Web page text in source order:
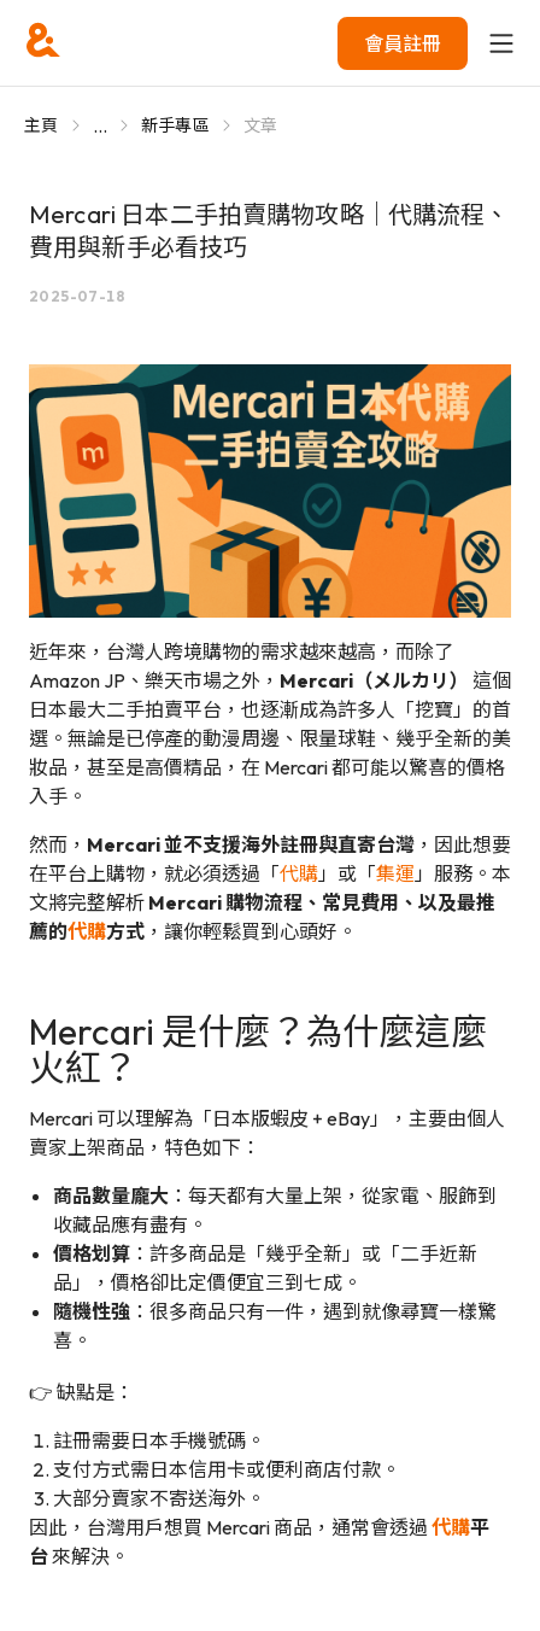
會員註冊
主頁 ... 新手專區 文章
Mercari 日本二手拍賣購物攻略｜代購流程、
費用與新手必看技巧
2025-07-18
近年來，台灣人跨境購物的需求越來越高，而除了
Amazon JP、樂天市場之外， Mercari（メルカリ）
這個
日本最大二手拍賣平台，也逐漸成為許多人「挖寶」的首
選。無論是已停產的動漫周邊、限量球鞋、幾乎全新的美
妝品，甚至是高價精品，在 Mercari 都可能以驚喜的價格
入手。
然而， Mercari 並不支援海外註冊與直寄台灣 ，因此想要
在平台上購物，就必須透過「代購 」或「集運 」服務。本
文將完整解析 Mercari 購物流程、常見費用、以及最推
薦的代購方式 ，讓你輕鬆買到心頭好。
Mercari 是什麼？為什麼這麼
火紅？
Mercari 可以理解為「日本版蝦皮 + eBay」，主要由個人
賣家上架商品，特色如下：
商品數量龐大 ：每天都有大量上架，從家電、服飾到
收藏品應有盡有。
價格划算 ：許多商品是「幾乎全新」或「二手近新
品」，價格卻比定價便宜三到七成。
隨機性強 ：很多商品只有一件，遇到就像尋寶一樣驚
喜。
👉 缺點是：
註冊需要日本手機號碼。
支付方式需日本信用卡或便利商店付款。
大部分賣家不寄送海外。
因此，台灣用戶想買 Mercari 商品，通常會透過 代購平
台來解決。